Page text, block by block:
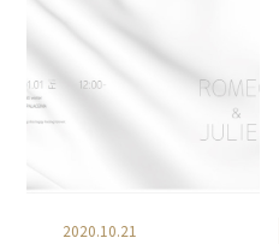
2020.10.21